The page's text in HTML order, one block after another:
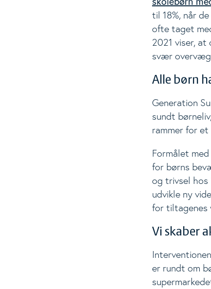
til 18%, når
ofte taget
2021 viser,
svær
Alle børn
Generation
sundt
rammer for
Formålet
for børns
og trivsel hos
udvikle ny
for tiltagenes
Vi skaber
er rundt om